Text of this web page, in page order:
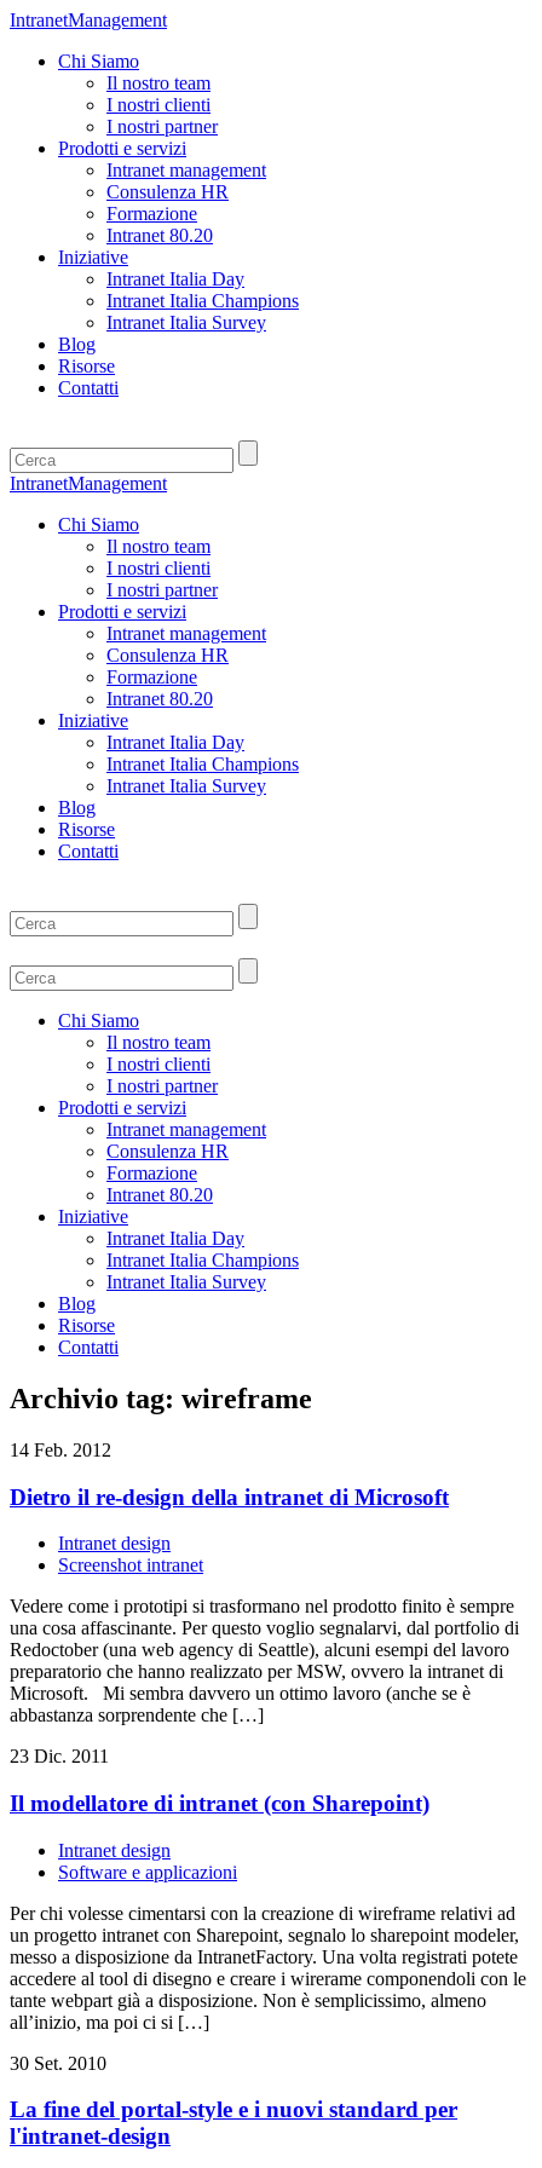
IntranetManagement
Chi Siamo
Il nostro team
I nostri clienti
I nostri partner
Prodotti e servizi
Intranet management
Consulenza HR
Formazione
Intranet 80.20
Iniziative
Intranet Italia Day
Intranet Italia Champions
Intranet Italia Survey
Blog
Risorse
Contatti
IntranetManagement
Chi Siamo
Il nostro team
I nostri clienti
I nostri partner
Prodotti e servizi
Intranet management
Consulenza HR
Formazione
Intranet 80.20
Iniziative
Intranet Italia Day
Intranet Italia Champions
Intranet Italia Survey
Blog
Risorse
Contatti
Chi Siamo
Il nostro team
I nostri clienti
I nostri partner
Prodotti e servizi
Intranet management
Consulenza HR
Formazione
Intranet 80.20
Iniziative
Intranet Italia Day
Intranet Italia Champions
Intranet Italia Survey
Blog
Risorse
Contatti
Archivio tag: wireframe
14 Feb. 2012
Dietro il re-design della intranet di Microsoft
Intranet design
Screenshot intranet
Vedere come i prototipi si trasformano nel prodotto finito è sempre
una cosa affascinante. Per questo voglio segnalarvi, dal portfolio di
Redoctober (una web agency di Seattle), alcuni esempi del lavoro
preparatorio che hanno realizzato per MSW, ovvero la intranet di
Microsoft. Mi sembra davvero un ottimo lavoro (anche se è
abbastanza sorprendente che […]
23 Dic. 2011
Il modellatore di intranet (con Sharepoint)
Intranet design
Software e applicazioni
Per chi volesse cimentarsi con la creazione di wireframe relativi ad
un progetto intranet con Sharepoint, segnalo lo sharepoint modeler,
messo a disposizione da IntranetFactory. Una volta registrati potete
accedere al tool di disegno e creare i wirerame componendoli con le
tante webpart già a disposizione. Non è semplicissimo, almeno
all’inizio, ma poi ci si […]
30 Set. 2010
La fine del portal-style e i nuovi standard per
l'intranet-design